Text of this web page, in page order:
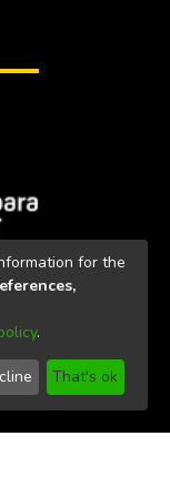
for the
.
That's ok